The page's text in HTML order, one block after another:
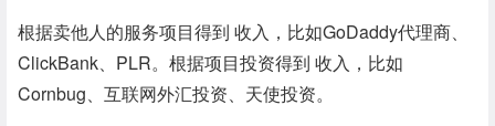
根据卖他人的服务项目得到 收入，比如GoDaddy代理商、
ClickBank、PLR。根据项目投资得到 收入，比如
Cornbug、互联网外汇投资、天使投资。